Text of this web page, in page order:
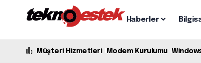
Haberler
Müşteri Hizmetleri Modem Kurulumu Windows